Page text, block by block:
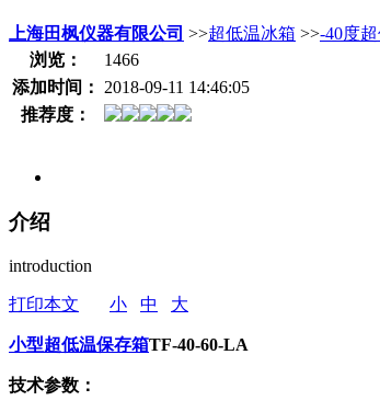
上海田枫仪器有限公司 >>超低温冰箱 >>-40度
浏览：
1466
添加时间：
2018-09-11 14:46:05
推荐度：
介绍
introduction
打印本文 小 中 大
小型超低温保存箱TF-40-60-LA
技术参数：